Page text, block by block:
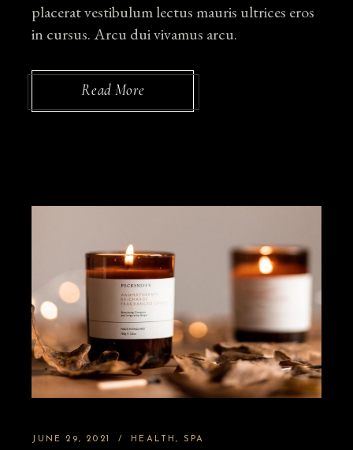
placerat vestibulum lectus mauris ultrices eros
in cursus. Arcu dui vivamus arcu.
Read More
JUNE 29, 2021 HEALTH SPA